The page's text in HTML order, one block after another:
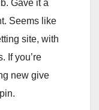
Gave it a
Seems like
site, with
If you’re
new give